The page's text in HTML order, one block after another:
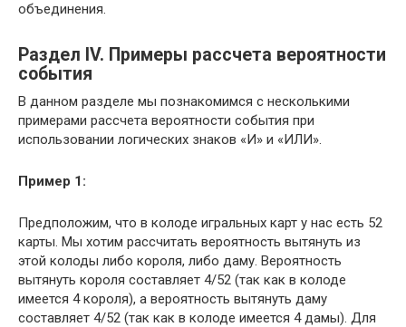
объединения.
Раздел IV. Примеры рассчета вероятности
события
В данном разделе мы познакомимся с несколькими
примерами рассчета вероятности события при
использовании логических знаков «И» и «ИЛИ».
Пример 1:
Предположим, что в колоде игральных карт у нас есть 52
карты. Мы хотим рассчитать вероятность вытянуть из
этой колоды либо короля, либо даму. Вероятность
вытянуть короля составляет 4/52 (так как в колоде
имеется 4 короля), а вероятность вытянуть даму
составляет 4/52 (так как в колоде имеется 4 дамы). Для